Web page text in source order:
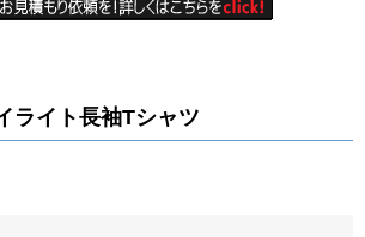
イト長袖Tシャツ